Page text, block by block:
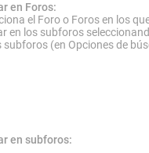
en Foros:
el Foro o Foros en los
en los subforos
subforos (en Opciones de
en subforos: